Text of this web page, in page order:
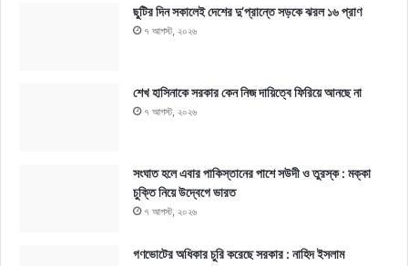
ছুটির দিন সকালেই দেশের দু’প্রান্তে সড়কে ঝরল ১৬ প্রাণ
৭ আগস্ট, ২০২৬
শেখ হাসিনাকে সরকার কেন নিজ দায়িত্বে ফিরিয়ে আনছে না
৭ আগস্ট, ২০২৬
সংঘাত হলে এবার পাকিস্তানের পাশে সউদী ও তুরস্ক : মক্কা
চুক্তি নিয়ে উদ্বেগে ভারত
৭ আগস্ট, ২০২৬
গণভোটের অধিকার চুরি করেছে সরকার : নাহিদ ইসলাম